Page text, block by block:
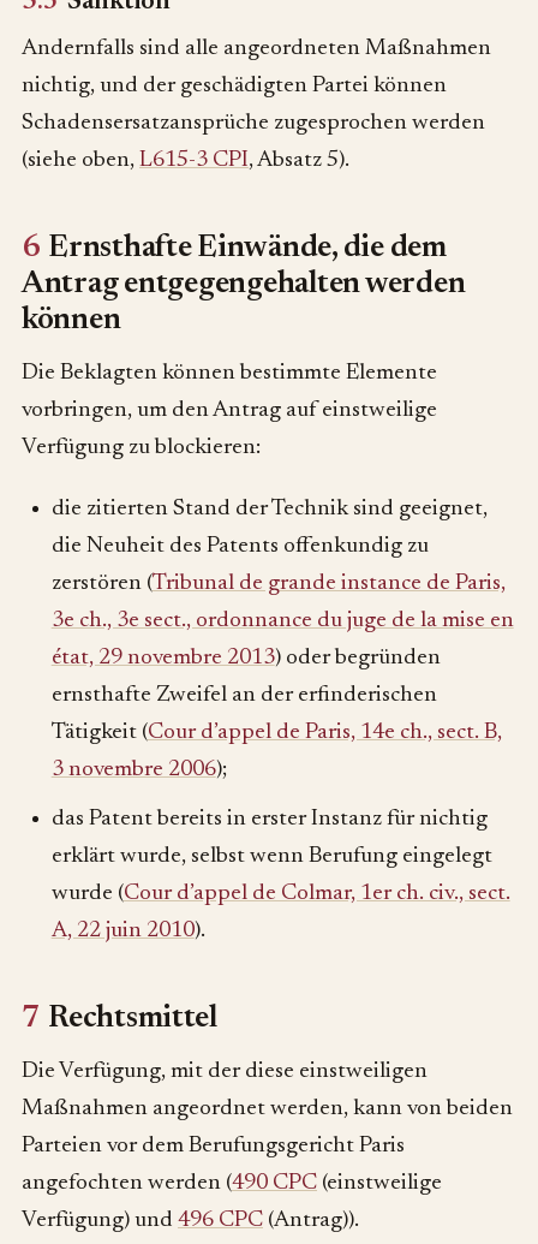
Andernfalls sind alle angeordneten Maßnahmen
nichtig, und der geschädigten Partei können
Schadensersatzansprüche zugesprochen werden
(siehe oben, L615-3 CPI, Absatz 5).
6 Ernsthafte Einwände, die dem
Antrag entgegengehalten werden
können
Die Beklagten können bestimmte Elemente
vorbringen, um den Antrag auf einstweilige
Verfügung zu blockieren:
die zitierten Stand der Technik sind geeignet,
die Neuheit des Patents offenkundig zu
zerstören (Tribunal de grande instance de Paris,
3e ch., 3e sect., ordonnance du juge de la mise en
état, 29 novembre 2013) oder begründen
ernsthafte Zweifel an der erfinderischen
Tätigkeit (Cour d’appel de Paris, 14e ch., sect. B,
3 novembre 2006);
das Patent bereits in erster Instanz für nichtig
erklärt wurde, selbst wenn Berufung eingelegt
wurde (Cour d’appel de Colmar, 1er ch. civ., sect.
A, 22 juin 2010).
7 Rechtsmittel
Die Verfügung, mit der diese einstweiligen
Maßnahmen angeordnet werden, kann von beiden
Parteien vor dem Berufungsgericht Paris
angefochten werden (490 CPC (einstweilige
Verfügung) und 496 CPC (Antrag)).